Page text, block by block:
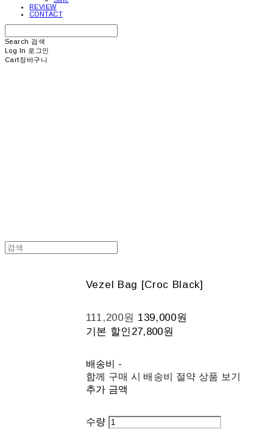
REVIEW
CONTACT
Search 검색
Log In 로그인
Cart장바구니
Vezel Bag [Croc Black]
111,200원 139,000원
기본 할인 27,800원
배송비 -
함께 구매 시 배송비 절약 상품 보기
추가 금액
수량